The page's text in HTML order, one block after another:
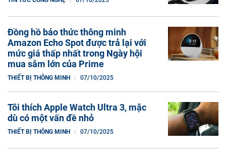
Đồng hồ báo thức thông minh
Amazon Echo Spot được trả lại với
mức giá thấp nhất trong Ngày hội
mua sắm lớn của Prime
THIẾT BỊ THÔNG MINH 07/10/2025
Tôi thích Apple Watch Ultra 3, mặc
dù có một vấn đề nhỏ
THIẾT BỊ THÔNG MINH 07/10/2025